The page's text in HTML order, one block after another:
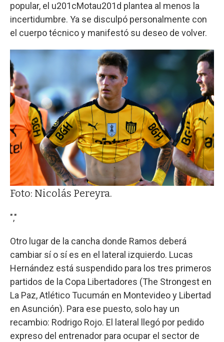
popular, el u201cMotau201d plantea al menos la
incertidumbre. Ya se disculpó personalmente con
el cuerpo técnico y manifestó su deseo de volver.
Foto: Nicolás Pereyra.
","
Otro lugar de la cancha donde Ramos deberá
cambiar sí o sí es en el lateral izquierdo. Lucas
Hernández está suspendido para los tres primeros
partidos de la Copa Libertadores (The Strongest en
La Paz, Atlético Tucumán en Montevideo y Libertad
en Asunción). Para ese puesto, solo hay un
recambio: Rodrigo Rojo. El lateral llegó por pedido
expreso del entrenador para ocupar el sector de